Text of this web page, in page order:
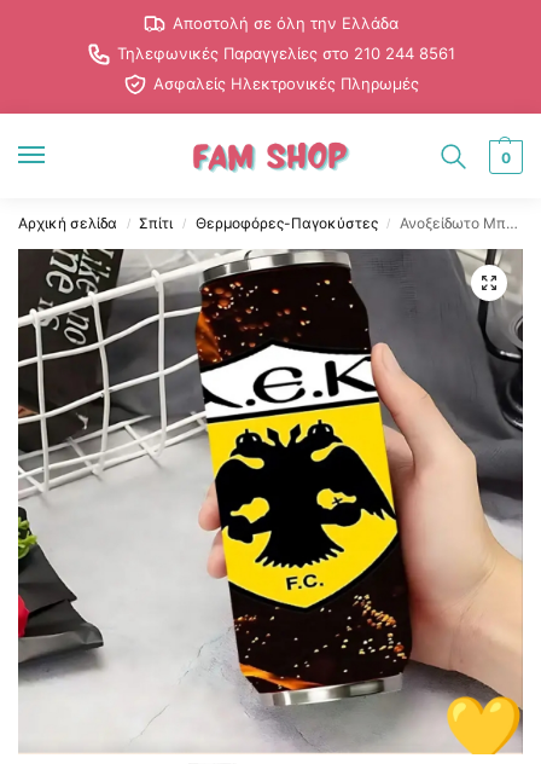
Αποστολή σε όλη την Ελλάδα
Τηλεφωνικές Παραγγελίες στο 210 244 8561
Ασφαλείς Ηλεκτρονικές Πληρωμές
0
Αρχική σελίδα / Σπίτι / Θερμοφόρες-Παγοκύστες / Ανοξείδωτο Μπουκάλι Θερμός ΑΕΚ 500ml